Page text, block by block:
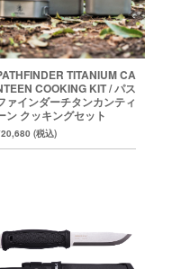
TITANIUM CA
COOKING KIT / パス
ァインダーチタンカンティ
ン クッキングセット
(税込)